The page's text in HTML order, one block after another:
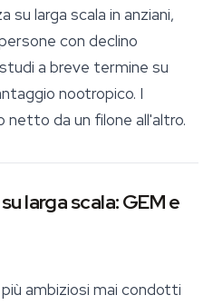
su larga scala in anziani,
con declino
a breve termine su
nootropico. I
netto da un filone all'altro.
larga scala: GEM e
ambiziosi mai condotti